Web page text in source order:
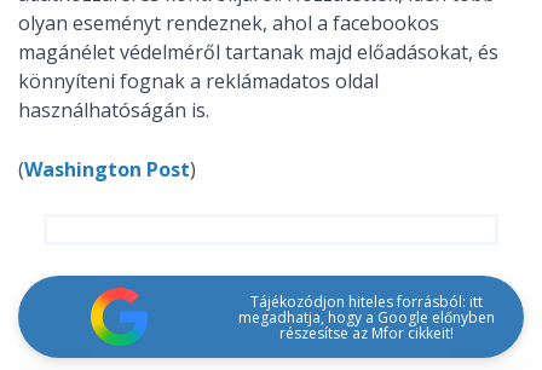
olyan eseményt rendeznek, ahol a facebookos
magánélet védelméről tartanak majd előadásokat, és
könnyíteni fognak a reklámadatos oldal
használhatóságán is.
(Washington Post)
Tájékozódjon hiteles forrásból: itt
megadhatja, hogy a Google előnyben
részesítse az Mfor cikkeit!